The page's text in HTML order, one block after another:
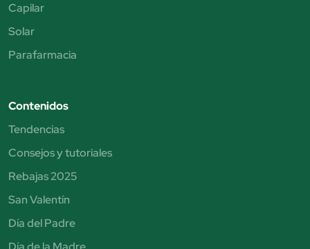
Capilar
Solar
Parafarmacia
Contenidos
Tendencias
Consejos y tutoriales
Rebajas 2025
San Valentín
Día del Padre